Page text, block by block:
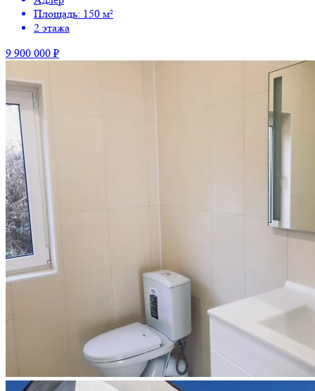
Площадь: 150 м²
2 этажа
9 900 000 ₽